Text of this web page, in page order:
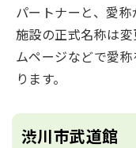
パートナーと、愛称
施設の正式名称は
ムページなどで愛
ります。
渋川市武道館